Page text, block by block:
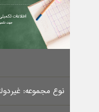
نوع مجموعه: